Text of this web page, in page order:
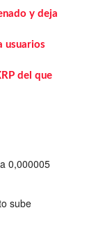
y deja
usuarios
del que
0,000005
sube